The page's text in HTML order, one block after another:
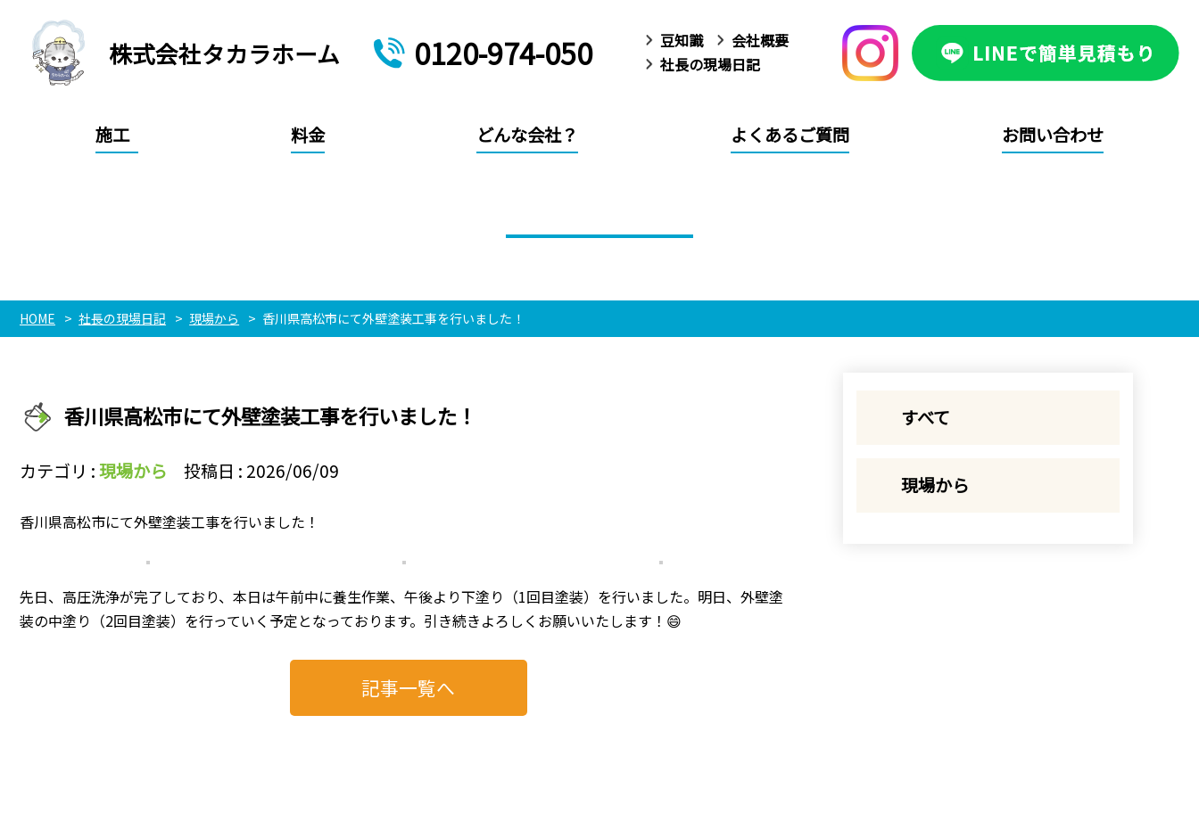
株式会社タカラホーム 0120-974-050 豆知識
会社概要
社長の現場日記
施工 料金 どんな会社？ よくあるご質問 お問い合わせ
HOME 社長の現場日記 現場から 香川県高松市にて外壁塗装工事を行いました！
香川県高松市にて外壁塗装工事を行いました！
カテゴリ :現場から 投稿日 : 2026/06/09
香川県高松市にて外壁塗装工事を行いました！
先日、高圧洗浄が完了しており、本日は午前中に養生作業、午後より下塗り（1回目塗装）を行いました。明日、外壁塗
装の中塗り（2回目塗装）を行っていく予定となっております。引き続きよろしくお願いいたします！😄
記事一覧へ
すべて
現場から